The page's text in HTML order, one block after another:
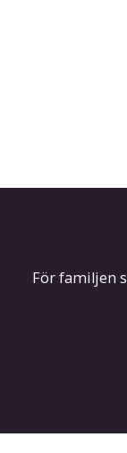
För familjen